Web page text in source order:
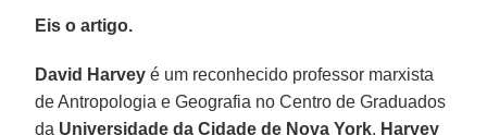
Eis o artigo.
David Harvey é um reconhecido professor marxista
de Antropologia e Geografia no Centro de Graduados
da Universidade da Cidade de Nova York. Harvey